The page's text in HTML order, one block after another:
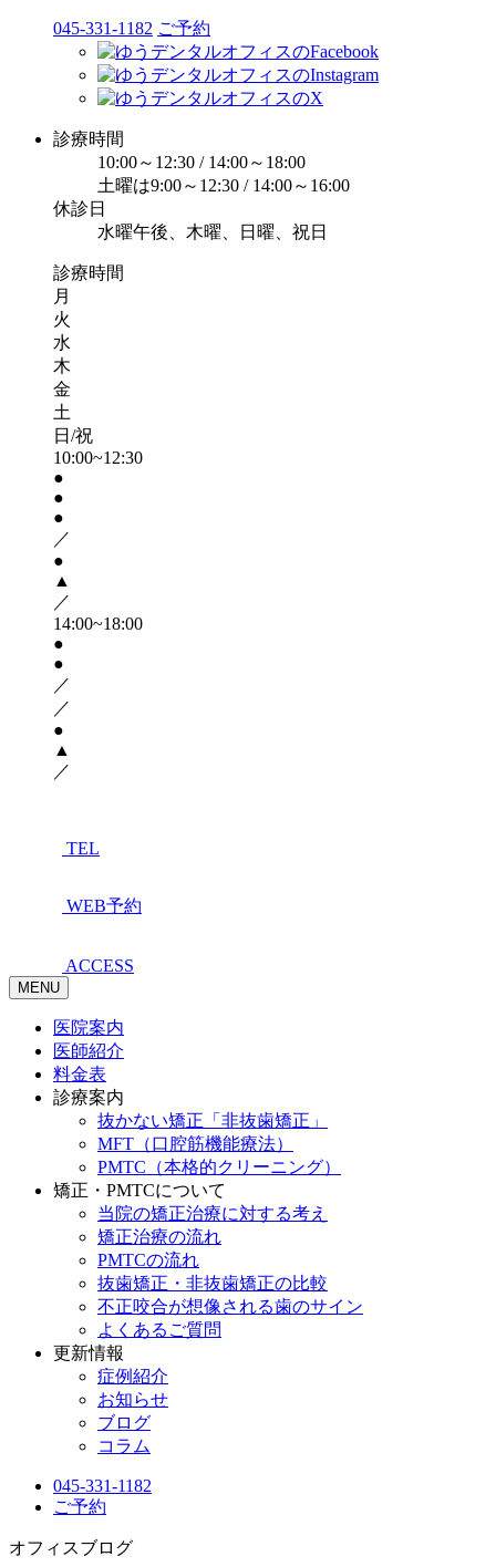
045-331-1182 ご予約
診療時間
10:00～12:30 / 14:00～18:00
土曜は9:00～12:30 / 14:00～16:00
休診日
水曜午後、木曜、日曜、祝日
診療時間
月
火
水
木
金
土
日/祝
10:00~12:30
●
●
●
／
●
▲
／
14:00~18:00
●
●
／
／
●
▲
／
TEL
WEB予約
ACCESS
MENU
医院案内
医師紹介
料金表
診療案内
抜かない矯正「非抜歯矯正」
MFT（口腔筋機能療法）
PMTC（本格的クリーニング）
矯正・PMTCについて
当院の矯正治療に対する考え
矯正治療の流れ
PMTCの流れ
抜歯矯正・非抜歯矯正の比較
不正咬合が想像される歯のサイン
よくあるご質問
更新情報
症例紹介
お知らせ
ブログ
コラム
045-331-1182
ご予約
オフィスブログ